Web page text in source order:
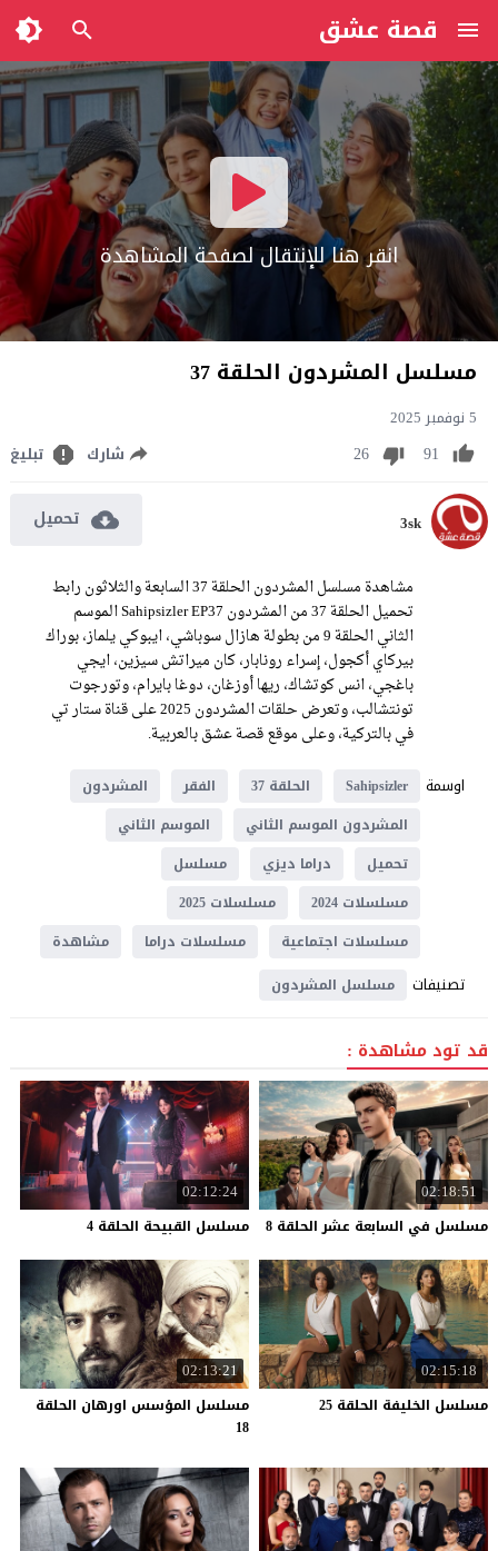
قصة عشق
انقر هنا للإنتقال لصفحة المشاهدة
مسلسل المشردون الحلقة 37
5 نوفمبر 2025
91
26 شارك تبليغ
3sk تحميل
مشاهدة مسلسل المشردون الحلقة 37 السابعة والثلاثون رابط
تحميل الحلقة 37 من المشردون Sahipsizler EP37 الموسم
الثاني الحلقة 9 من بطولة هازال سوباشي، ايبوكي يلماز، بوراك
بيركاي أكجول، إسراء رونابار، كان ميراتش سيزين، ايجي
باغجي، انس كوتشاك، ريها أوزغان، دوغا بايرام، وتورجوت
تونتشالب، وتعرض حلقات المشردون 2025 على قناة ستار تي
في بالتركية، وعلى موقع قصة عشق بالعربية.
اوسمة
Sahipsizler الحلقة 37 الفقر
المشردون
المشردون الموسم الثاني
الموسم الثاني
تحميل
دراما ديزي
مسلسل
مسلسلات 2024
مسلسلات 2025
مسلسلات اجتماعية
مسلسلات دراما مشاهدة
تصنيفات مسلسل المشردون
قد تود مشاهدة :
02:18:51
مسلسل في السابعة عشر الحلقة 8
02:12:24
مسلسل القبيحة الحلقة 4
02:15:18
مسلسل الخليفة الحلقة 25
02:13:21
مسلسل المؤسس اورهان الحلقة
18